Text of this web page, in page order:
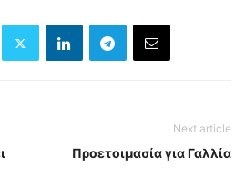
Next article
Προετοιμασία για Γαλλία